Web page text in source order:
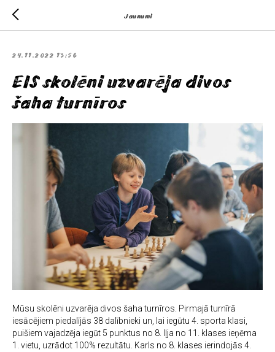
Jaunumi
24.11.2022 13:56
EIS skolēni uzvarēja divos
šaha turnīros
Mūsu skolēni uzvarēja divos šaha turnīros. Pirmajā turnīrā
iesācējiem piedalījās 38 dalībnieki un, lai iegūtu 4. sporta klasi,
puišiem vajadzēja iegūt 5 punktus no 8. Iļja no 11. klases ieņēma
1. vietu, uzrādot 100% rezultātu. Karls no 8. klases ierindojās 4.